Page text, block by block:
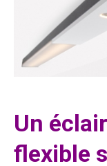
Un
flexible